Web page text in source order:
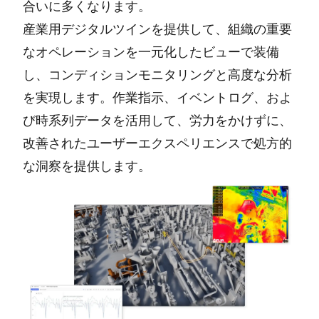
合いに多くなります。
産業用デジタルツインを提供して、組織の重要
なオペレーションを一元化したビューで装備
し、コンディションモニタリングと高度な分析
を実現します。作業指示、イベントログ、およ
び時系列データを活用して、労力をかけずに、
改善されたユーザーエクスペリエンスで処方的
な洞察を提供します。